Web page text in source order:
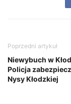
Poprzedni artykuł
Niewybuch w
Policja
Nysy Kłodzkiej